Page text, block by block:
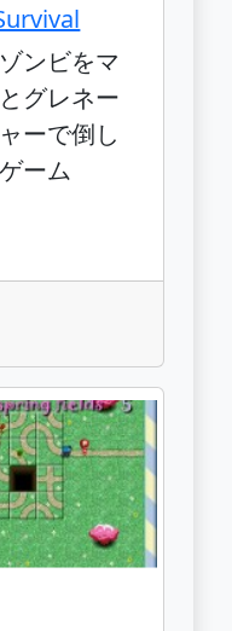
ンビをマ
グレネー
ーで倒し
ーム